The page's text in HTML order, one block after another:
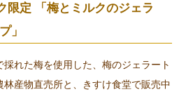
限定 「梅とミルクのジェラ
」
れた梅を使用した、梅のジェラート
林産物直売所と、きすけ食堂で販売中